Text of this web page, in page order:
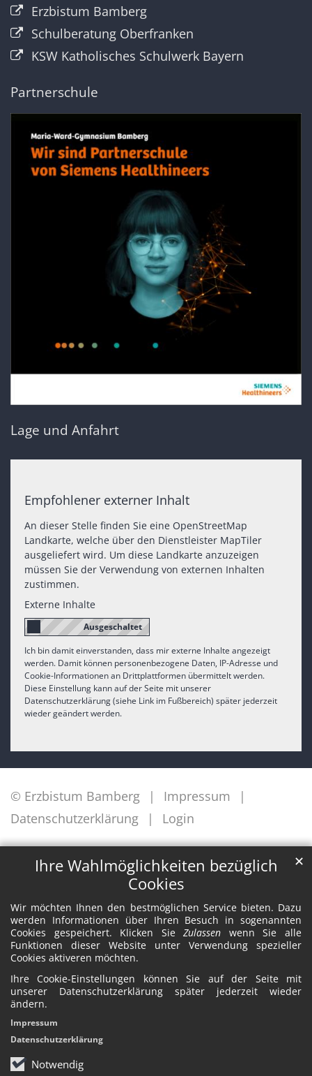
Ihre Wahlmöglichkeiten bezüglich
Cookies
Wir möchten Ihnen den bestmöglichen Service bieten. Dazu
werden Informationen über Ihren Besuch in sogenannten
Cookies gespeichert. Klicken SieZulassen wenn Sie alle
Funktionen dieser Website unter Verwendung spezieller
Cookies aktiveren möchten.
Ihre Cookie-Einstellungen können Sie auf der Seite mit
unserer Datenschutzerklärung später jederzeit wieder
ändern.
Notwendig
✕
Impressum
Datenschutzerklärung
Erzbistum Bamberg
Schulberatung Oberfranken
KSW Katholisches Schulwerk Bayern
Partnerschule
Lage und Anfahrt
Empfohlener externer Inhalt
An dieser Stelle finden Sie eine OpenStreetMap
Landkarte, welche über den Dienstleister MapTiler
ausgeliefert wird. Um diese Landkarte anzuzeigen
müssen Sie der Verwendung von externen Inhalten
zustimmen.
Externe Inhalte
Ich bin damit einverstanden, dass mir externe Inhalte angezeigt
werden. Damit können personenbezogene Daten, IP-Adresse und
Cookie-Informationen an Drittplattformen übermittelt werden.
Diese Einstellung kann auf der Seite mit unserer
Datenschutzerklärung (siehe Link im Fußbereich) später jederzeit
wieder geändert werden.
© Erzbistum Bamberg
Impressum
Datenschutzerklärung
Login